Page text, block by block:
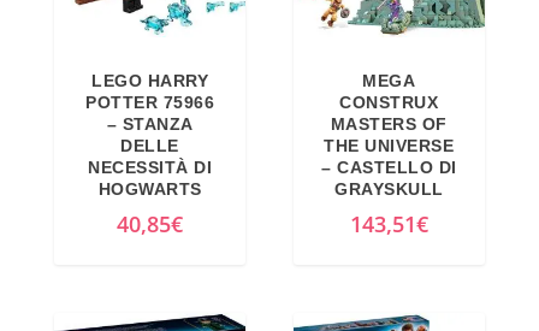
LEGO HARRY
POTTER 75966
– STANZA
DELLE
NECESSITÀ DI
HOGWARTS
40,85€
MEGA
CONSTRUX
MASTERS OF
THE UNIVERSE
– CASTELLO DI
GRAYSKULL
143,51€